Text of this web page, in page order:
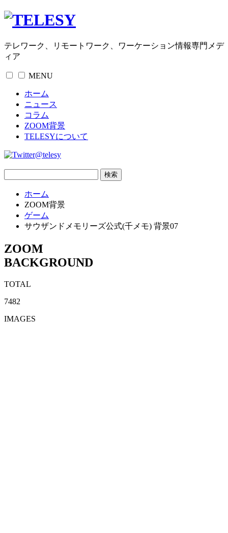
テレワーク、リモートワーク、ワーケーション情報専門メデ
ィア
MENU
ホーム
ニュース
コラム
ZOOM背景
TELESYについて
@telesy
ホーム
ZOOM背景
ゲーム
サウザンドメモリーズ公式(千メモ) 背景07
ZOOM
BACKGROUND
TOTAL
7482
IMAGES